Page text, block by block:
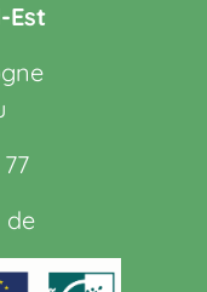
Est
de